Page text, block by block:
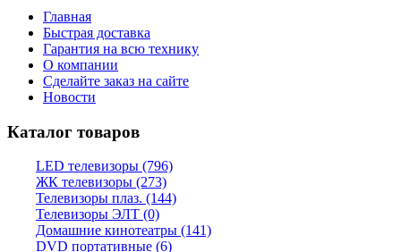
Главная
Быстрая доставка
Гарантия на всю технику
О компании
Сделайте заказ на сайте
Новости
Каталог товаров
LED телевизоры (796)
ЖК телевизоры (273)
Телевизоры плаз. (144)
Телевизоры ЭЛТ (0)
Домашние кинотеатры (141)
DVD портативные (6)